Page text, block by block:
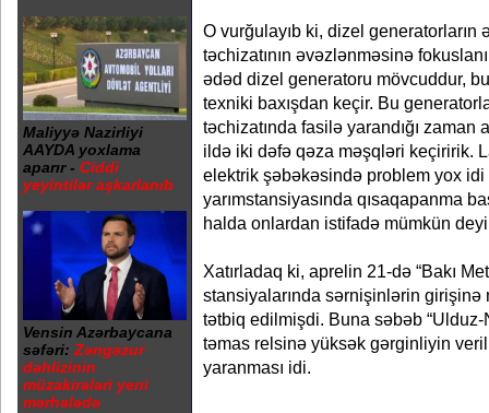
Maliyyə Nazirliyi
AAYDA yoxlama
aparır - Ciddi
yeyintilər aşkarlanıb
Vensin Azərbaycana
səfəri: Zəngəzur
dəhlizinin
müzakirələri yeni
mərhələdə
O vurğulayıb ki, dizel generatorların
təchizatının əvəzlənməsinə
ədəd dizel generatoru mövcuddur,
texniki baxışdan keçir. Bu
təchizatında fasilə yarandığı
ildə iki dəfə qəza məşqləri keçiririk.
elektrik şəbəkəsində problem yox idi
yarımstansiyasında qısaqapanma
halda onlardan istifadə mümkün
Xatırladaq ki, aprelin 21-də “Bakı
stansiyalarında sərnişinlərin
tətbiq edilmişdi. Buna səbəb
təmas relsinə yüksək gərginliyin
yaranması idi.